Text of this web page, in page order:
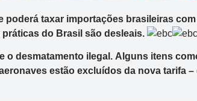
taxar importações brasileiras
do Brasil são desleais.
o desmatamento ilegal. Alguns itens
estão excluídos da nova tarifa –